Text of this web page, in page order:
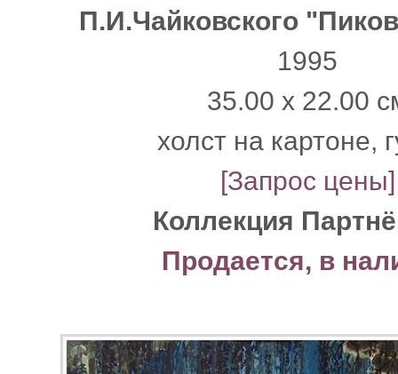
П.И.Чайковского
1995
35.00 x 22.00
холст на картоне,
[Запрос цены]
Коллекция
Продается, в